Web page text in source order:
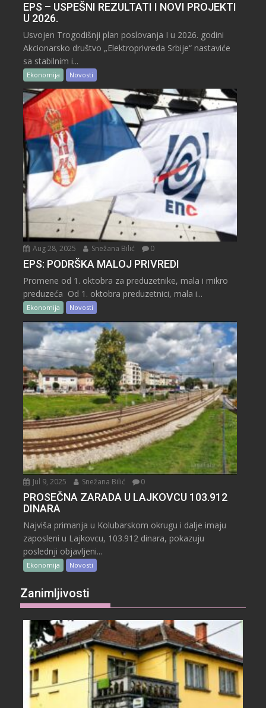
EPS – USPEŠNI REZULTATI I NOVI PROJEKTI
U 2026.
Usvojen Trogodišnji plan poslovanja I u 2026. godini
Akcionarsko društvo „Elektroprivreda Srbije“ nastaviće
sa stabilnim i...
Ekonomija Novosti
Aug 28, 2025 Snežana Bilić 0
EPS: PODRŠKA MALOJ PRIVREDI
Promene od 1. oktobra za preduzetnike, mala i mikro
preduzeća Od 1. oktobra preduzetnici, mala i...
Ekonomija Novosti
Jul 9, 2025 Snežana Bilić 0
PROSEČNA ZARADA U LAJKOVCU 103.912
DINARA
Najviša primanja u Kolubarskom okrugu i dalje imaju
zaposleni u Lajkovcu, 103.912 dinara, pokazuju
poslednji objavljeni...
Ekonomija Novosti
Zanimljivosti